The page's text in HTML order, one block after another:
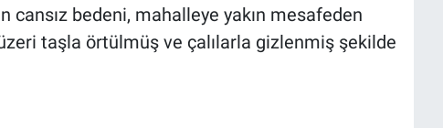
cansız bedeni, mahalleye yakın mesafeden
taşla örtülmüş ve çalılarla gizlenmiş şekilde